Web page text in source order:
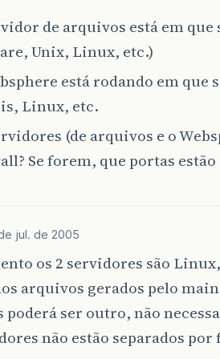
de arquivos está em
Unix, Linux, etc.)
está rodando em
Linux, etc.
(de arquivos e o
Se forem, que portas estão
de jul. de 2005
os 2 servidores são
arquivos gerados pelo
poderá ser outro, não
não estão separados